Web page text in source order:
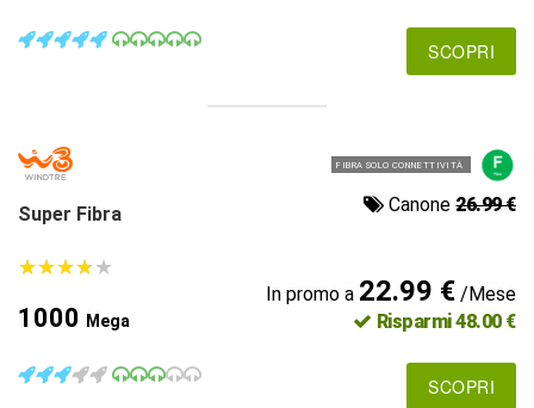
SCOPRI
FIBRA SOLO CONNETTIVITÀ
Super Fibra Canone26.99 €
★★★★★
★★★★★
1000 Mega
In promo a 22.99 €/Mese
Risparmi 48.00 €
SCOPRI